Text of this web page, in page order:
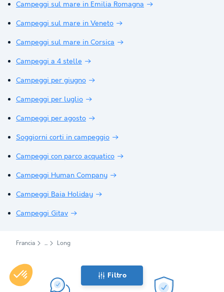
Filtro
Campeggi sul mare in Emilia Romagna
Campeggi sul mare in Veneto
Campeggi sul mare in Corsica
Campeggi a 4 stelle
Campeggi per giugno
Campeggi per luglio
Campeggi per agosto
Soggiorni corti in campeggio
Campeggi con parco acquatico
Campeggi Human Company
Campeggi Baia Holiday
Campeggi Gitav
Francia Long